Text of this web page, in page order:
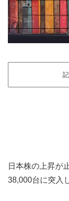
日本株の上昇が
38,000台に突入